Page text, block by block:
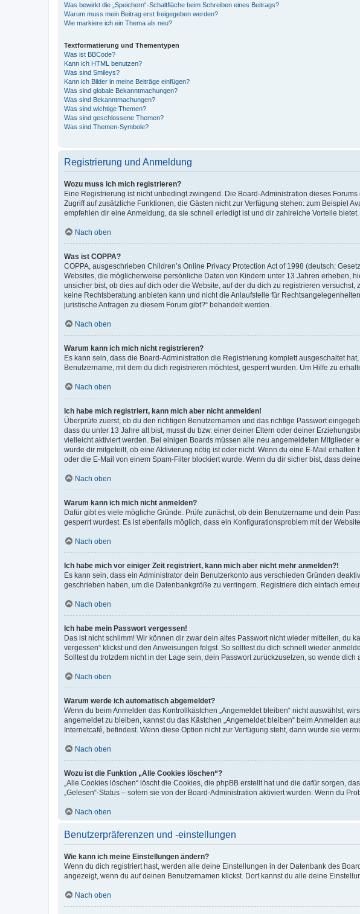
Was bewirkt die „Speichern“-Schaltfläche beim Schreiben eines Beitrags?
Warum muss mein Beitrag erst freigegeben werden?
Wie markiere ich ein Thema als neu?
Textformatierung und Thementypen
Was ist BBCode?
Kann ich HTML benutzen?
Was sind Smileys?
Kann ich Bilder in meine Beiträge einfügen?
Was sind globale Bekanntmachungen?
Was sind Bekanntmachungen?
Was sind wichtige Themen?
Was sind geschlossene Themen?
Was sind Themen-Symbole?
Registrierung und Anmeldung
Wozu muss ich mich registrieren?
Eine Registrierung ist nicht unbedingt zwingend. Die Board-Administration dieses
Zugriff auf zusätzliche Funktionen, die Gästen nicht zur Verfügung stehen: zum Beispiel
empfehlen dir eine Anmeldung, da sie schnell erledigt ist und dir zahlreiche Vorteile bietet.
Nach oben
Was ist COPPA?
COPPA, ausgeschrieben Children’s Online Privacy Protection Act of 1998 (deutsch:
Websites, die möglicherweise persönliche Daten von Kindern unter 13 Jahren erheben,
unsicher bist, ob dies auf dich oder die Website, auf der du dich zu registrieren
keine Rechtsberatung anbieten kann und nicht die Anlaufstelle für
juristische Anfragen zu diesem Forum gibt?“ behandelt werden.
Nach oben
Warum kann ich mich nicht registrieren?
Es kann sein, dass die Board-Administration die Registrierung komplett ausgeschaltet
Benutzername, mit dem du dich registrieren möchtest, gesperrt wurden. Um Hilfe zu
Nach oben
Ich habe mich registriert, kann mich aber nicht anmelden!
Überprüfe zuerst, ob du den richtigen Benutzernamen und das richtige Passwort
dass du unter 13 Jahre alt bist, musst du bzw. einer deiner Eltern oder deiner
vielleicht aktiviert werden. Bei einigen Boards müssen alle neu angemeldeten Mitglieder
wurde dir mitgeteilt, ob eine Aktivierung nötig ist oder nicht. Wenn du eine E-Mail
oder die E-Mail von einem Spam-Filter blockiert wurde. Wenn du dir sicher bist, dass
Nach oben
Warum kann ich mich nicht anmelden?
Dafür gibt es viele mögliche Gründe. Prüfe zunächst, ob dein Benutzername und dein
gesperrt wurdest. Es ist ebenfalls möglich, dass ein Konfigurationsproblem mit der
Nach oben
Ich habe mich vor einiger Zeit registriert, kann mich aber nicht mehr anmelden?!
Es kann sein, dass ein Administrator dein Benutzerkonto aus verschieden Gründen
geschrieben haben, um die Datenbankgröße zu verringern. Registriere dich einfach
Nach oben
Ich habe mein Passwort vergessen!
Das ist nicht schlimm! Wir können dir zwar dein altes Passwort nicht wieder mitteilen, du
vergessen“ klickst und den Anweisungen folgst. So solltest du dich schnell wieder
Solltest du trotzdem nicht in der Lage sein, dein Passwort zurückzusetzen, so wende dich
Nach oben
Warum werde ich automatisch abgemeldet?
Wenn du beim Anmelden das Kontrollkästchen „Angemeldet bleiben“ nicht auswählst,
angemeldet zu bleiben, kannst du das Kästchen „Angemeldet bleiben“ beim Anmelden
Internetcafé, befindest. Wenn diese Option nicht zur Verfügung steht, dann wurde sie
Nach oben
Wozu ist die Funktion „Alle Cookies löschen“?
„Alle Cookies löschen“ löscht die Cookies, die phpBB erstellt hat und die dafür sorgen,
„Gelesen“-Status – sofern sie von der Board-Administration aktiviert wurden. Wenn du
Nach oben
Benutzerpräferenzen und -einstellungen
Wie kann ich meine Einstellungen ändern?
Wenn du dich registriert hast, werden alle deine Einstellungen in der Datenbank des
angezeigt, wenn du auf deinen Benutzernamen klickst. Dort kannst du alle deine
Nach oben